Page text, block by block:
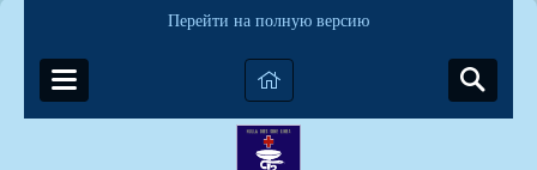
Перейти на полную версию